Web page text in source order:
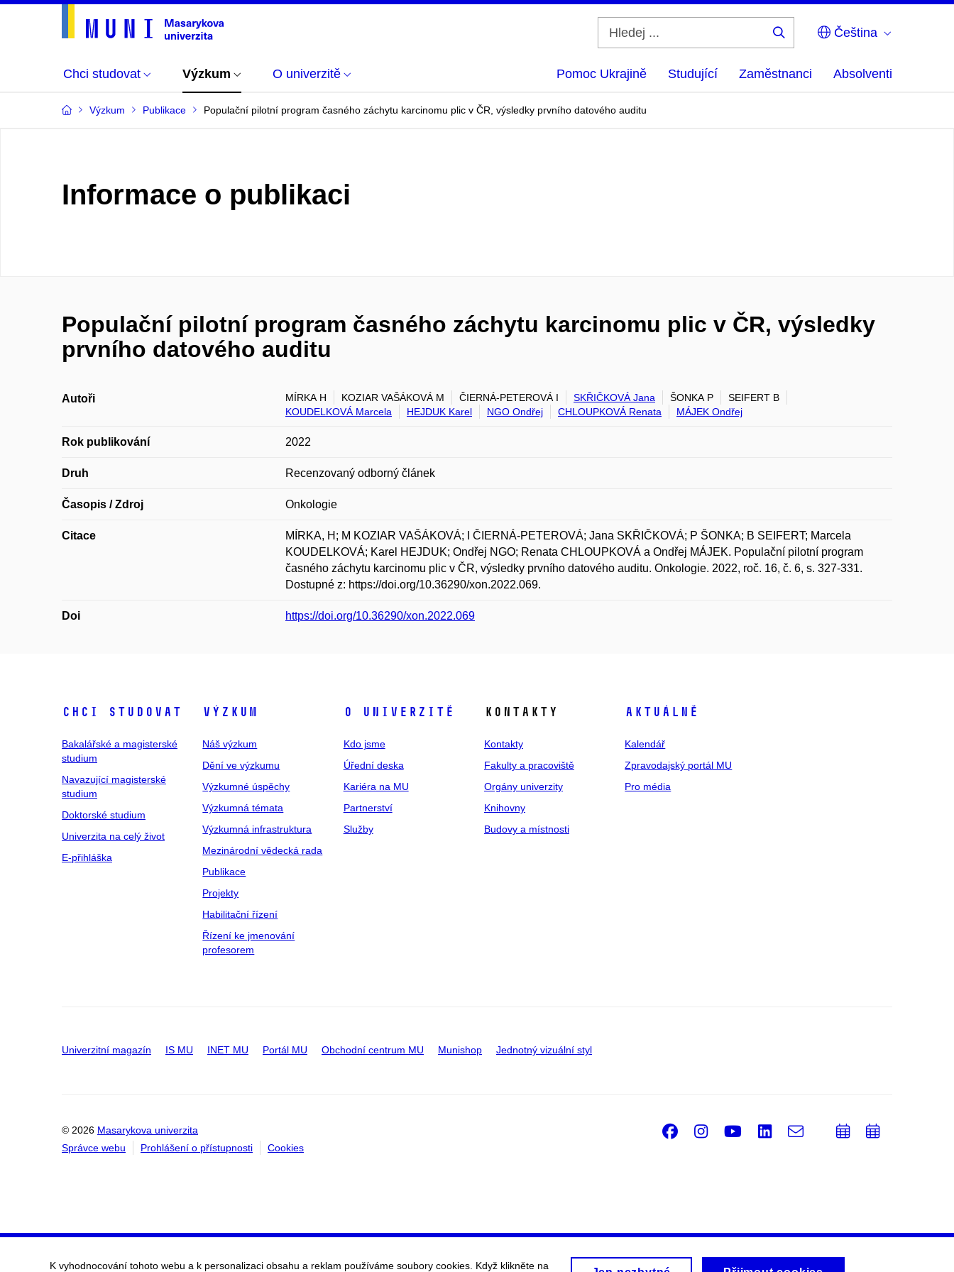
Čeština
Chci studovat Výzkum O univerzitě Pomoc Ukrajině Studující Zaměstnanci Absolventi
Výzkum Publikace Populační pilotní program časného záchytu karcinomu plic v ČR, výsledky prvního datového auditu
Informace o publikaci
Populační pilotní program časného záchytu karcinomu plic v ČR, výsledky
prvního datového auditu
Autoři MÍRKA H KOZIAR VAŠÁKOVÁ M ČIERNÁ-PETEROVÁ I SKŘIČKOVÁ Jana ŠONKA P
SEIFERT B
KOUDELKOVÁ Marcela
HEJDUK Karel NGO Ondřej CHLOUPKOVÁ Renata MÁJEK Ondřej
Rok publikování 2022
Druh Recenzovaný odborný článek
Časopis / Zdroj Onkologie
Citace
MÍRKA, H; M KOZIAR VAŠÁKOVÁ; I ČIERNÁ-PETEROVÁ; Jana SKŘIČKOVÁ; P ŠONKA; B SEIFERT; Marcela
KOUDELKOVÁ; Karel HEJDUK; Ondřej NGO; Renata CHLOUPKOVÁ a Ondřej MÁJEK. Populační pilotní program
časného záchytu karcinomu plic v ČR, výsledky prvního datového auditu. Onkologie. 2022, roč. 16, č. 6, s. 327-331.
Dostupné z: https://doi.org/10.36290/xon.2022.069.
Doi https://doi.org/10.36290/xon.2022.069
Chci studovat
Bakalářské a magisterské
studium
Navazující magisterské
studium
Doktorské studium
Univerzita na celý život
E-přihláška
Výzkum
Náš výzkum
Dění ve výzkumu
Výzkumné úspěchy
Výzkumná témata
Výzkumná infrastruktura
Mezinárodní vědecká rada
Publikace
Projekty
Habilitační řízení
Řízení ke jmenování
profesorem
O univerzitě
Kdo jsme
Úřední deska
Kariéra na MU
Partnerství
Služby
Kontakty
Kontakty
Fakulty a pracoviště
Orgány univerzity
Knihovny
Budovy a místnosti
Aktuálně
Kalendář
Zpravodajský portál MU
Pro média
Univerzitní magazín IS MU INET MU Portál MU Obchodní centrum MU Munishop Jednotný vizuální styl
© 2026 Masarykova univerzita
Správce webu
Prohlášení o přístupnosti Cookies
Facebook
Instagram
Youtube
LinkedIn
e-
PřidatPřidat
K vyhodnocování tohoto webu a k personalizaci obsahu a reklam používáme soubory cookies. Když klikněte na